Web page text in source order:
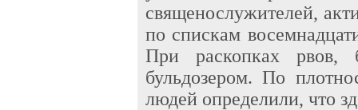
священослужителей,
по спискам
При раскопках рвов,
бульдозером. По
людей определили, что